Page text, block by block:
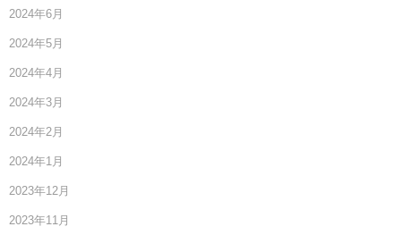
2024年6月
2024年5月
2024年4月
2024年3月
2024年2月
2024年1月
2023年12月
2023年11月